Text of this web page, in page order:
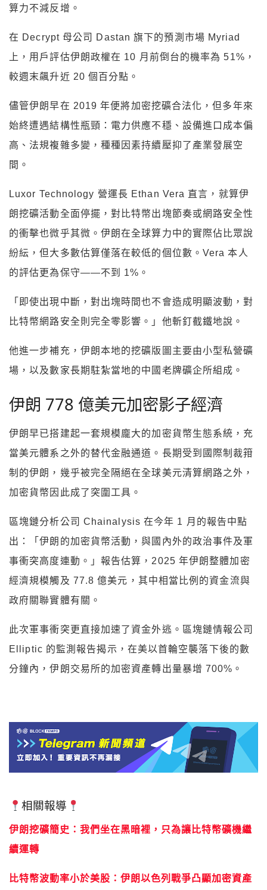
算力不減反增。
在 Decrypt 母公司 Dastan 旗下的預測市場 Myriad
上，用戶評估伊朗政權在 10 月前倒台的機率為 51%，
較週末飆升近 20 個百分點。
儘管伊朗早在 2019 年便將加密挖礦合法化，但多年來
始終遭遇結構性瓶頸：電力供應不穩、設備進口成本偏
高、法規複雜多變，種種因素持續壓抑了產業發展空
間。
Luxor Technology 營運長 Ethan Vera 直言，就算伊
朗挖礦活動全面停擺，對比特幣出塊節奏或網路安全性
的衝擊也微乎其微。伊朗在全球算力中的實際佔比眾說
紛紜，但大多數估算僅落在較低的個位數。Vera 本人
的評估更為保守——不到 1%。
「即使出現中斷，對出塊時間也不會造成明顯波動，對
比特幣網路安全則完全零影響。」他斬釘截鐵地說。
他進一步補充，伊朗本地的挖礦版圖主要由小型私營礦
場，以及數家長期駐紮當地的中國老牌礦企所組成。
伊朗 778 億美元加密影子經濟
伊朗早已搭建起一套規模龐大的加密貨幣生態系統，充
當美元體系之外的替代金融通道。長期受到國際制裁箝
制的伊朗，幾乎被完全隔絕在全球美元清算網路之外，
加密貨幣因此成了突圍工具。
區塊鏈分析公司 Chainalysis 在今年 1 月的報告中點
出：「伊朗的加密貨幣活動，與國內外的政治事件及軍
事衝突高度連動。」報告估算，2025 年伊朗整體加密
經濟規模觸及 77.8 億美元，其中相當比例的資金流與
政府關聯實體有關。
此次軍事衝突更直接加速了資金外逃。區塊鏈情報公司
Elliptic 的監測報告揭示，在美以首輪空襲落下後的數
分鐘內，伊朗交易所的加密資產轉出量暴增 700%。
相關報導
伊朗挖礦簡史：我們坐在黑暗裡，只為讓比特幣礦機繼
續運轉
比特幣波動率小於美股：伊朗以色列戰爭凸顯加密資產